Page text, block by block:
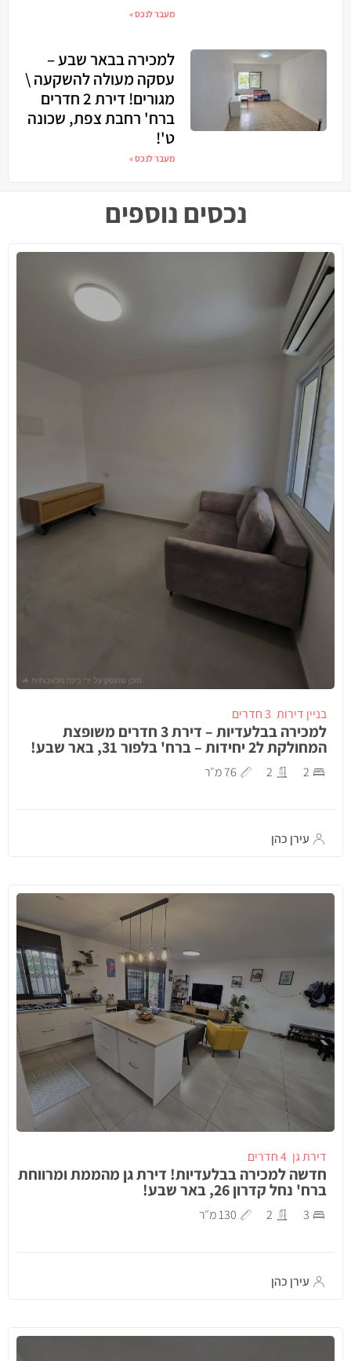
מעבר לנכס »
למכירה בבאר שבע –
עסקה מעולה להשקעה \
מגורים! דירת 2 חדרים
ברח' רחבת צפת, שכונה
ט'!
מעבר לנכס »
נכסים נוספים
בניין דירות 3 חדרים
למכירה בבלעדיות – דירת 3 חדרים משופצת
המחולקת ל2 יחידות – ברח' בלפור 31, באר שבע!
2
2 76 מ״ר
עירן כהן
דירת גן 4 חדרים
חדשה למכירה בבלעדיות! דירת גן מהממת ומרווחת
ברח' נחל קדרון 26, באר שבע!
3
2 130 מ״ר
עירן כהן